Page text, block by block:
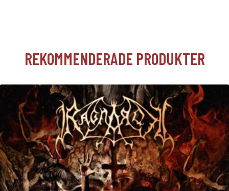
REKOMMENDERADE PRODUKTER